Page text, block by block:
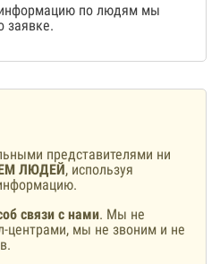
по людям мы
заявке.
представителями ни
ЛЮДЕЙ, используя
связи с нами. Мы не
центрами, мы не звоним и не